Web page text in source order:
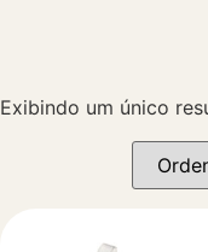
Exibindo um único